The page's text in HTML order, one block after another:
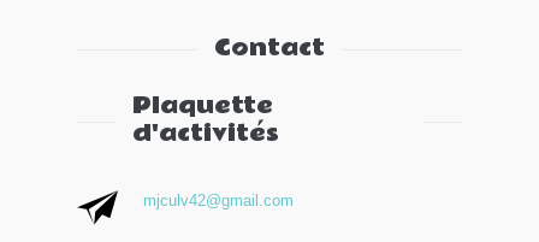
Contact
Plaquette
d'activités
mjculv42@gmail.com